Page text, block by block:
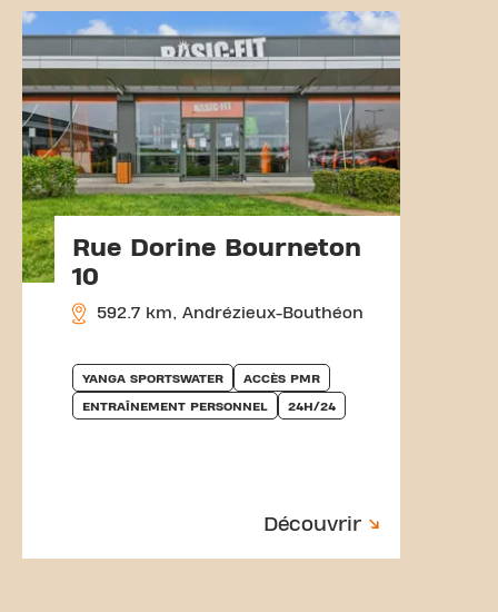
Rue Dorine Bourneton
10
592.7 km, Andrézieux-Bouthéon
YANGA SPORTSWATER ACCÈS PMR
ENTRAÎNEMENT PERSONNEL 24H/24
Découvrir